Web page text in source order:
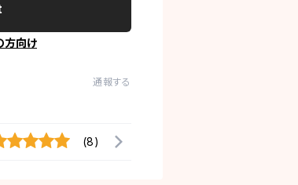
方向け
通報する
(8)